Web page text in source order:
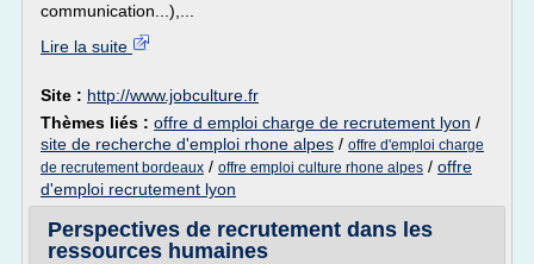
communication...),...
Lire la suite
Site : http://www.jobculture.fr
Thèmes liés : offre d emploi charge de recrutement lyon /
site de recherche d'emploi rhone alpes / offre d'emploi charge
de recrutement bordeaux / offre emploi culture rhone alpes / offre
d'emploi recrutement lyon
Perspectives de recrutement dans les
ressources humaines